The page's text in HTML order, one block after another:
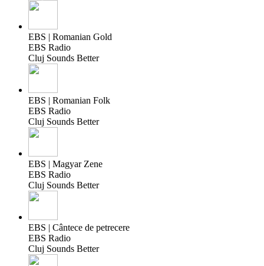
EBS | Romanian Gold
EBS Radio
Cluj Sounds Better
EBS | Romanian Folk
EBS Radio
Cluj Sounds Better
EBS | Magyar Zene
EBS Radio
Cluj Sounds Better
EBS | Cântece de petrecere
EBS Radio
Cluj Sounds Better